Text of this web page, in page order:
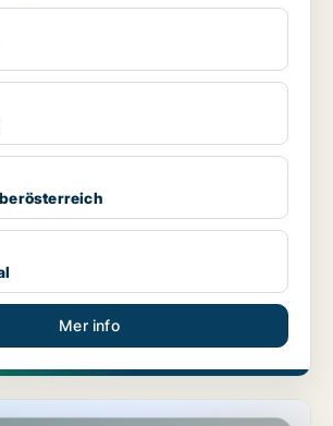
Mer info
Oberösterreich